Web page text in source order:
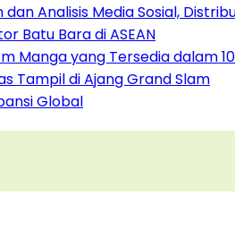
Analisis Media Sosial,
Batu Bara di ASEAN
Manga yang Tersedia dalam
Tampil di Ajang Grand Slam
Global